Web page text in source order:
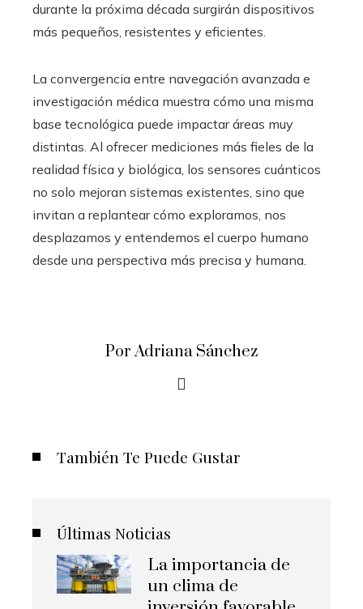
durante la próxima década surgirán dispositivos
más pequeños, resistentes y eficientes.
La convergencia entre navegación avanzada e
investigación médica muestra cómo una misma
base tecnológica puede impactar áreas muy
distintas. Al ofrecer mediciones más fieles de la
realidad física y biológica, los sensores cuánticos
no solo mejoran sistemas existentes, sino que
invitan a replantear cómo exploramos, nos
desplazamos y entendemos el cuerpo humano
desde una perspectiva más precisa y humana.
Por Adriana Sánchez
También Te Puede Gustar
Últimas Noticias
La importancia de
un clima de